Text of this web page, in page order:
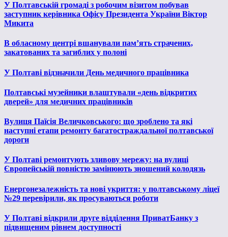
У Полтавській громаді з робочим візитом побував
заступник керівника Офісу Президента України Віктор
Микита
В обласному центрі вшанували пам’ять страчених,
закатованих та загиблих у полоні
У Полтаві відзначили День медичного працівника
Полтавські музейники влаштували «день відкритих
дверей» для медичних працівників
Вулиця Паїсія Величковського: що зроблено та які
наступні етапи ремонту багатостраждальної полтавської
дороги
У Полтаві ремонтують зливову мережу: на вулиці
Європейській повністю замінюють зношений колодязь
Енергонезалежність та нові укриття: у полтавському ліцеї
№29 перевірили, як просуваються роботи
У Полтаві відкрили друге відділення ПриватБанку з
підвищеним рівнем доступності